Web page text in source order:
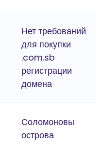
Нет требований
для покупки
.com.sb
регистрации
домена
Соломоновы
острова